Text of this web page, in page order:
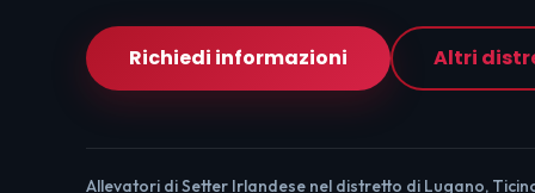
Richiedi informazioni Altri
Allevatori di Setter Irlandese nel distretto di Lugano,